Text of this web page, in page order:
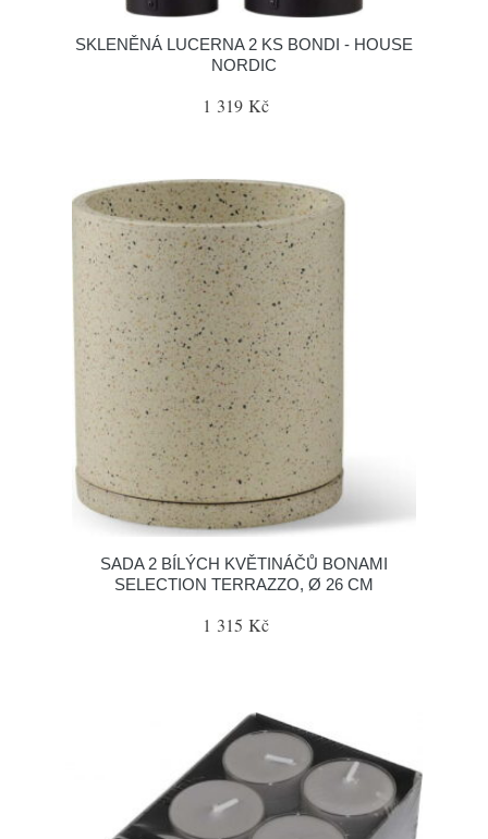
SKLENĚNÁ LUCERNA 2 KS BONDI - HOUSE
NORDIC
1 319 Kč
SADA 2 BÍLÝCH KVĚTINÁČŮ BONAMI
SELECTION TERRAZZO, Ø 26 CM
1 315 Kč